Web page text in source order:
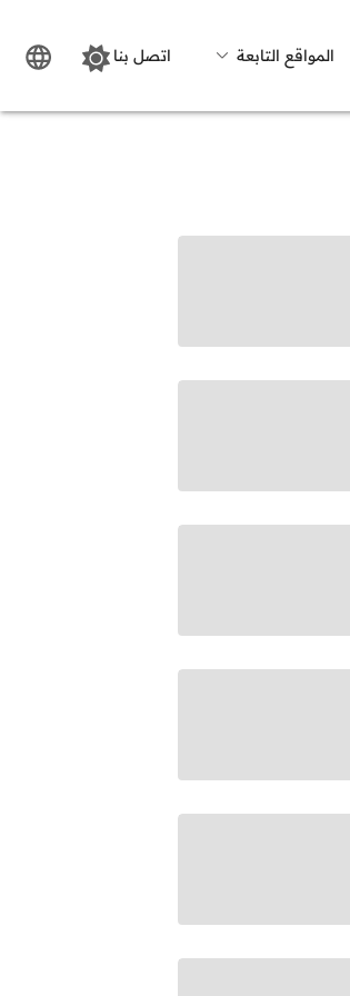
المواقع التابعة اتصل بنا